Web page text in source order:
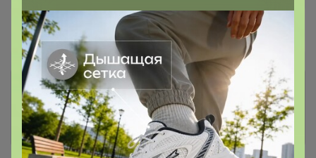
В архиве
—
Собрано
100 %
Комментарии к лотам 3K
Отзывы участников 3.1K